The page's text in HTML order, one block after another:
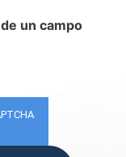
un campo